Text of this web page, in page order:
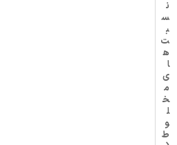
ن
س
ب
ت‌
ه
ا
ی
م
خ
ل
و
ط